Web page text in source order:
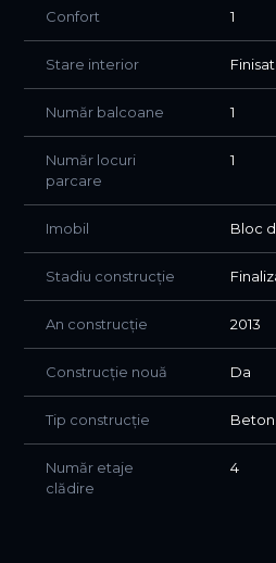
Confort 1
Stare interior
Număr balcoane 1
Număr locuri
parcare
1
Imobil Bloc
Stadiu construcție
An construcție 2013
Construcție nouă Da
Tip construcție Beton
Număr etaje
clădire
4